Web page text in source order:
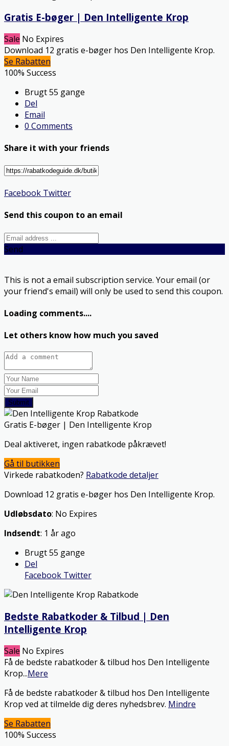
Gratis E-bøger | Den Intelligente Krop
Sale No Expires
Download 12 gratis e-bøger hos Den Intelligente Krop.
Se Rabatten
100% Success
Brugt 55 gange
Del
Email
0 Comments
Share it with your friends
Facebook Twitter
Send this coupon to an email
Send
This is not a email subscription service. Your email (or
your friend's email) will only be used to send this coupon.
Loading comments....
Let others know how much you saved
Submit
Gratis E-bøger | Den Intelligente Krop
Deal aktiveret, ingen rabatkode påkrævet!
Gå til butikken
Virkede rabatkoden? Rabatkode detaljer
Download 12 gratis e-bøger hos Den Intelligente Krop.
Udløbsdato: No Expires
Indsendt: 1 år ago
Brugt 55 gange
Del
Facebook Twitter
Bedste Rabatkoder & Tilbud | Den
Intelligente Krop
Sale No Expires
Få de bedste rabatkoder & tilbud hos Den Intelligente
Krop...Mere
Få de bedste rabatkoder & tilbud hos Den Intelligente
Krop ved at tilmelde dig deres nyhedsbrev. Mindre
Se Rabatten
100% Success